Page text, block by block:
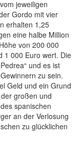
jeweiligen
Gordo mit vier
erhalten 1,25
eine halbe Million
von 200 000
1 000 Euro wert. Die
und es ist
zu sein.
Geld und ein Grund
großen und
spanischen
an der Verlosung
zu glücklichen